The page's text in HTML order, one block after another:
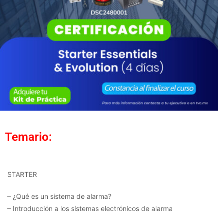
Temario:
STARTER
– ¿Qué es un sistema de alarma?
– Introducción a los sistemas electrónicos de alarma